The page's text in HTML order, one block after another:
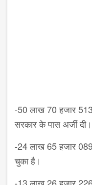
-50 लाख 70 हजार
सरकार के पास अर्जी दी।
-24 लाख 65 हजार
चुका है।